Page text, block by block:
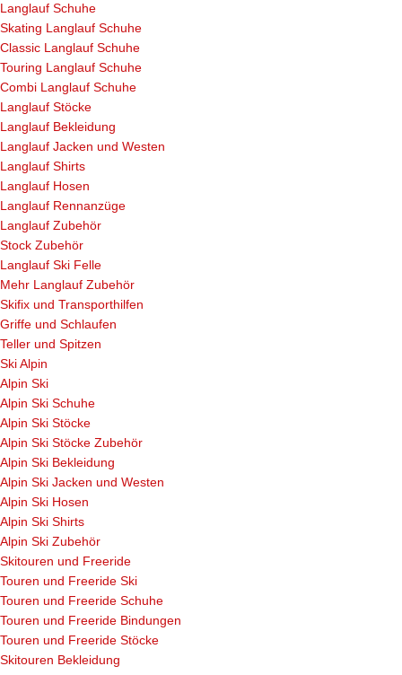
Langlauf Schuhe
Skating Langlauf Schuhe
Classic Langlauf Schuhe
Touring Langlauf Schuhe
Combi Langlauf Schuhe
Langlauf Stöcke
Langlauf Bekleidung
Langlauf Jacken und Westen
Langlauf Shirts
Langlauf Hosen
Langlauf Rennanzüge
Langlauf Zubehör
Stock Zubehör
Langlauf Ski Felle
Mehr Langlauf Zubehör
Skifix und Transporthilfen
Griffe und Schlaufen
Teller und Spitzen
Ski Alpin
Alpin Ski
Alpin Ski Schuhe
Alpin Ski Stöcke
Alpin Ski Stöcke Zubehör
Alpin Ski Bekleidung
Alpin Ski Jacken und Westen
Alpin Ski Hosen
Alpin Ski Shirts
Alpin Ski Zubehör
Skitouren und Freeride
Touren und Freeride Ski
Touren und Freeride Schuhe
Touren und Freeride Bindungen
Touren und Freeride Stöcke
Skitouren Bekleidung